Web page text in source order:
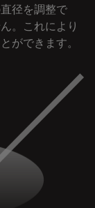
径を調整で
。これにより
ができます。